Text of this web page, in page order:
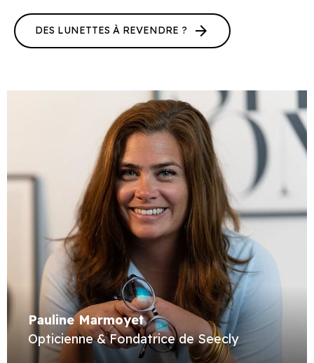
DES LUNETTES À REVENDRE ? arrow_forward
Pauline Marmoyet
Opticienne & Fondatrice de Seecly